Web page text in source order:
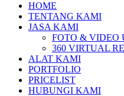
HOME
TENTANG KAMI
JASA KAMI
FOTO & VIDEO
360 VIRTUAL
ALAT KAMI
PORTFOLIO
PRICELIST
HUBUNGI KAMI